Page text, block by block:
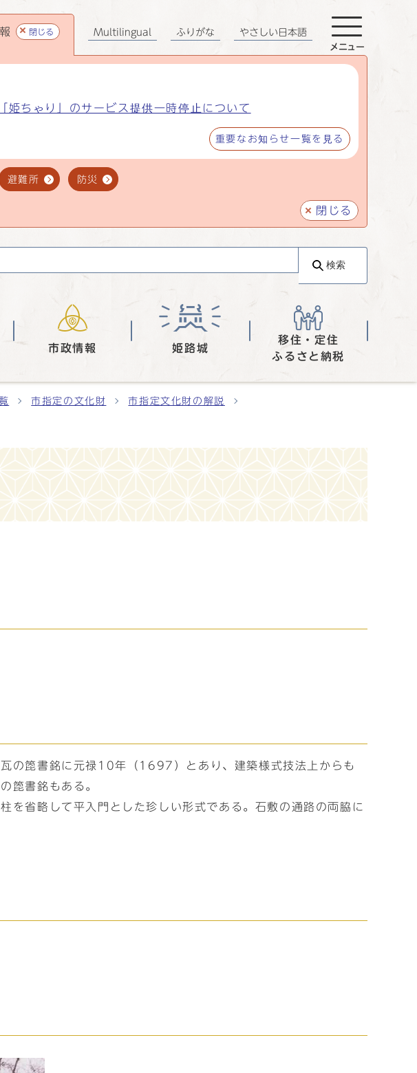
閉じる
姫ちゃり」のサービス提供一時停止について
重要なお知らせ一覧を見る
避難所 防災
閉じる
Multilingual ふりがな やさしい日本語
メニュー
検索
市政情報 姫路城
移住・定住
ふるさと納税
市指定の文化財 市指定文化財の解説
の箆書銘に元禄10年（1697）とあり、建築様式技法上からも
箆書銘もある。
を省略して平入門とした珍しい形式である。石敷の通路の両脇に